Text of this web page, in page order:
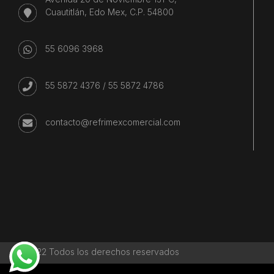
Cuautitlán, Edo Mex, C.P. 54800
55 6096 3968
55 5872 4376 / 55 5872 4786
contacto@refrimexcomercial.com
©2022 Todos los derechos reservados